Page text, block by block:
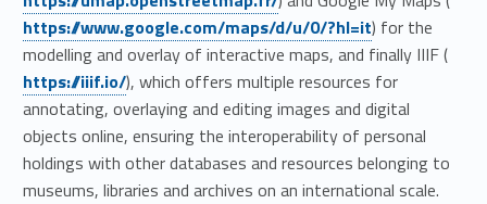
https://www.google.com/maps/d/u/0/?hl=it) for the
modelling and overlay of interactive maps, and finally IIIF (Link identifier #identifier__42951-16
https://iiif.io/), which offers multiple resources for
annotating, overlaying and editing images and digital
objects online, ensuring the interoperability of personal
holdings with other databases and resources belonging to
museums, libraries and archives on an international scale.